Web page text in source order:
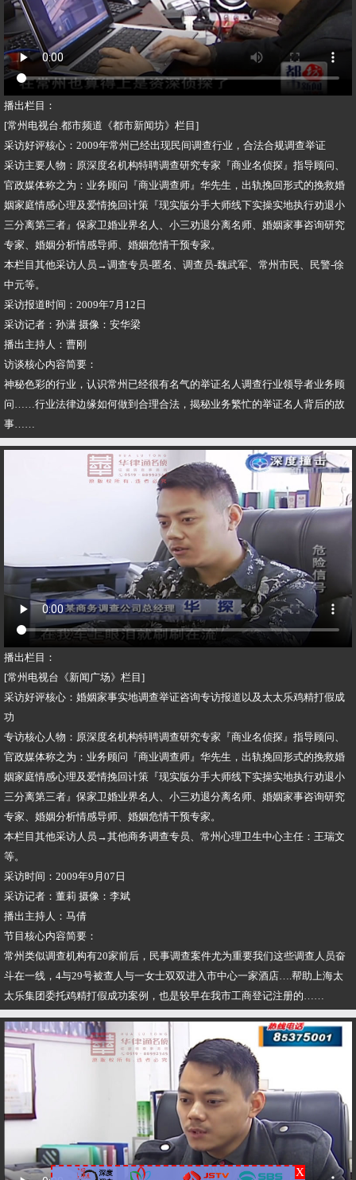
播出栏目：
[常州电视台.都市频道《都市新闻坊》栏目]
采访好评核心：2009年常州已经出现民间调查行业，合法合规调查举证
采访主要人物：原深度名机构特聘调查研究专家『商业名侦探』指导顾问、
官政媒体称之为：业务顾问『商业调查师』华先生，出轨挽回形式的挽救婚
姻家庭情感心理及爱情挽回计策『现实版分手大师线下实操实地执行劝退小
三分离第三者』保家卫婚业界名人、小三劝退分离名师、婚姻家事咨询研究
专家、婚姻分析情感导师、婚姻危情干预专家。
本栏目其他采访人员→调查专员-匿名、调查员-魏武军、常州市民、民警-徐
中元等。
采访报道时间：2009年7月12日
采访记者：孙潇 摄像：安华梁
播出主持人：曹刚
访谈核心内容简要：
神秘色彩的行业，认识常州已经很有名气的举证名人调查行业领导者业务顾
问……行业法律边缘如何做到合理合法，揭秘业务繁忙的举证名人背后的故
事……
播出栏目：
[常州电视台《新闻广场》栏目]
采访好评核心：婚姻家事实地调查举证咨询专访报道以及太太乐鸡精打假成
功
专访核心人物：原深度名机构特聘调查研究专家『商业名侦探』指导顾问、
官政媒体称之为：业务顾问『商业调查师』华先生，出轨挽回形式的挽救婚
姻家庭情感心理及爱情挽回计策『现实版分手大师线下实操实地执行劝退小
三分离第三者』保家卫婚业界名人、小三劝退分离名师、婚姻家事咨询研究
专家、婚姻分析情感导师、婚姻危情干预专家。
本栏目其他采访人员→其他商务调查专员、常州心理卫生中心主任：王瑞文
等。
采访时间：2009年9月07日
采访记者：董莉 摄像：李斌
播出主持人：马倩
节目核心内容简要：
常州类似调查机构有20家前后，民事调查案件尤为重要我们这些调查人员奋
斗在一线，4与29号被查人与一女士双双进入市中心一家酒店….帮助上海太
太乐集团委托鸡精打假成功案例，也是较早在我市工商登记注册的……
X